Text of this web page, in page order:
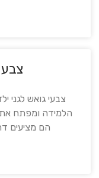
צבעי גואש לגני
הלמידה ומפתח את
הם מציעים